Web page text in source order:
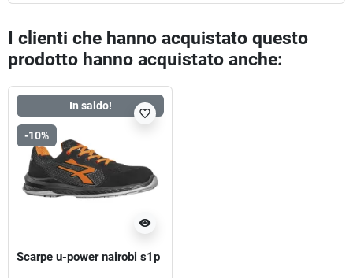
I clienti che hanno acquistato questo
prodotto hanno acquistato anche:
In saldo!
-10%
visibility
favorite_border
Scarpe u-power nairobi s1p